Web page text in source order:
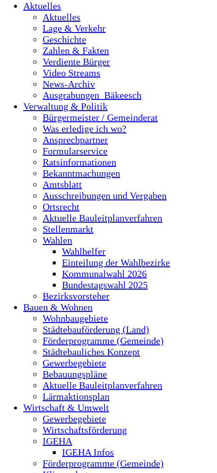
Aktuelles
Aktuelles
Lage & Verkehr
Geschichte
Zahlen & Fakten
Verdiente Bürger
Video Streams
News-Archiv
Ausgrabungen_Bäkeesch
Verwaltung & Politik
Bürgermeister / Gemeinderat
Was erledige ich wo?
Ansprechpartner
Formularservice
Ratsinformationen
Bekanntmachungen
Amtsblatt
Ausschreibungen und Vergaben
Ortsrecht
Aktuelle Bauleitplanverfahren
Stellenmarkt
Wahlen
Wahlhelfer
Einteilung der Wahlbezirke
Kommunalwahl 2026
Bundestagswahl 2025
Bezirksvorsteher
Bauen & Wohnen
Wohnbaugebiete
Städtebauförderung (Land)
Förderprogramme (Gemeinde)
Städtebauliches Konzept
Gewerbegebiete
Bebauungspläne
Aktuelle Bauleitplanverfahren
Lärmaktionsplan
Wirtschaft & Umwelt
Gewerbegebiete
Wirtschaftsförderung
IGEHA
IGEHA Infos
Förderprogramme (Gemeinde)